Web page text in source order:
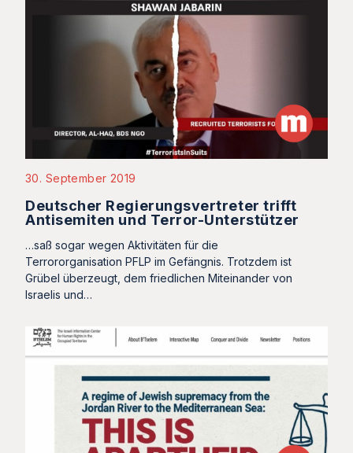
30. September 2019
Deutscher Regierungsvertreter trifft
Antisemiten und Terror-Unterstützer
…saß sogar wegen Aktivitäten für die
Terrororganisation PFLP im Gefängnis. Trotzdem ist
Grübel überzeugt, dem friedlichen Miteinander von
Israelis und…